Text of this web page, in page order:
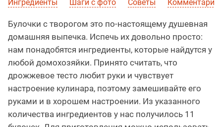
Ингредиенты Шаги с фото Советы Комментарии
Булочки с творогом это по-настоящему душевная
домашняя выпечка. Испечь их довольно просто:
нам понадобятся ингредиенты, которые найдутся у
любой домохозяйки. Принято считать, что
дрожжевое тесто любит руки и чувствует
настроение кулинара, поэтому замешивайте его
руками и в хорошем настроении. Из указанного
количества ингредиентов у нас получилось 11